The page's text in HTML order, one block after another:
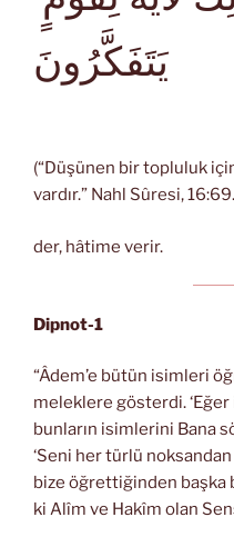
يَتَفَكَّرُونَ
(“Düşünen bir topluluk
vardır.” Nahl Sûresi,
der, hâtime verir.
Dipnot-1
“Âdem’e bütün isimleri
meleklere gösterdi.
bunların isimlerini Bana
‘Seni her türlü
bize öğrettiğinden başka
ki Alîm ve Hakîm olan